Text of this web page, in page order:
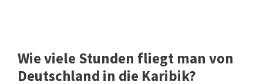
Wie viele Stunden fliegt man von
Deutschland in die Karibik?